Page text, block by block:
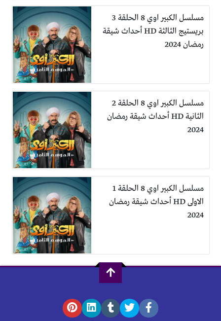
مسلسل الكبير اوي 8 الحلقة 3
بريستيج الثالثة HD أحداث شيقة
رمضان 2024
مسلسل الكبير اوي 8 الحلقة 2
الثانية HD أحداث شيقة رمضان
2024
مسلسل الكبير اوي 8 الحلقة 1
الاولى HD أحداث شيقة رمضان
2024